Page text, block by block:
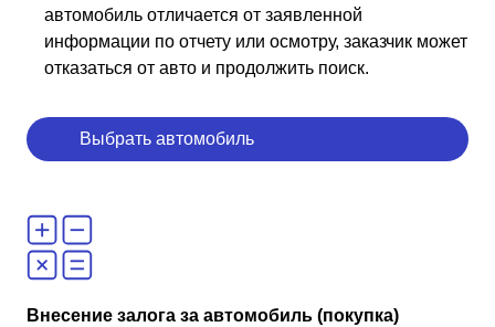
автомобиль отличается от заявленной
информации по отчету или осмотру, заказчик может
отказаться от авто и продолжить поиск.
Выбрать автомобиль
Внесение залога за автомобиль (покупка)